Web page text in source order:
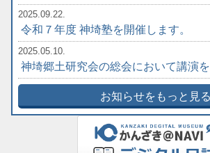
2025.09.22.
令和７年度 神埼塾を開催します。
2025.05.10.
神埼郷土研究会の総会において講演
お知らせをもっと見る